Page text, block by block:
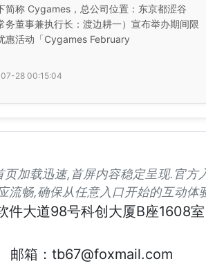
简称 Cygames，总公司位置：东京都涩谷
务董事兼执行长：渡边耕一）宣布举办期间限
惠活动「Cygames February
28 00:15:04
加载迅速,首屏内容稳定呈现.官方
流畅,确保从任意入口开始的互动体
件大道98号科创大厦B座1608室
邮箱：tb67@foxmail.com